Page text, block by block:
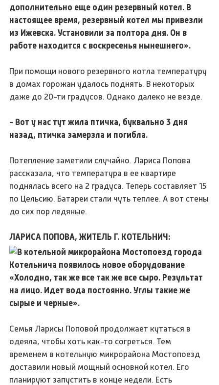
дополнительно еще один резервный котел. В
настоящее время, резервный котел мы привезли
из Ижевска. Установили за полтора дня. Он в
работе находится с воскресенья нынешнего».
При помощи нового резервного котла температуру
в домах горожан удалось поднять. В некоторых
даже до 20-ти градусов. Однако далеко не везде.
- Вот у нас тут жила птичка, буквально 3 дня
назад, птичка замерзла и погибла.
Потепление заметили случайно. Лариса Попова
рассказала, что температура в ее квартире
поднялась всего на 2 градуса. Теперь составляет 15
по Цельсию. Батареи стали чуть теплее. А вот стены
до сих пор ледяные.
ЛАРИСА ПОПОВА, ЖИТЕЛЬ Г. КОТЕЛЬНИЧ:
«Холодно, так же все так же все сыро. Результат
на лицо. Идет вода постоянно. Углы такие же
сырые и черные».
Семья Ларисы Поповой продолжает кутаться в
одеяла, чтобы хоть как-то согреться. Тем
временем в котельную микрорайона Мостопоезд
доставили новый мощный основной котел. Его
планируют запустить в конце недели. Есть